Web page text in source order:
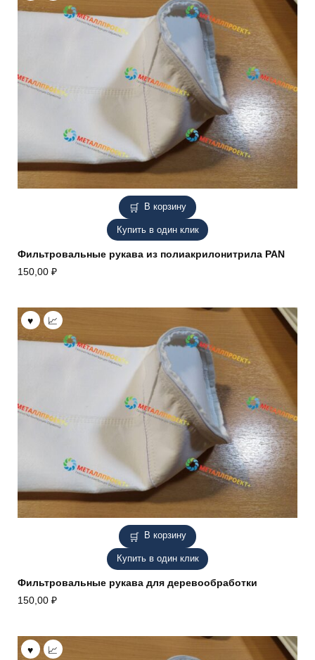
В корзину
Купить в один клик
Фильтровальные рукава из полиакрилонитрила PAN
150,00 ₽
В корзину
Купить в один клик
Фильтровальные рукава для деревообработки
150,00 ₽